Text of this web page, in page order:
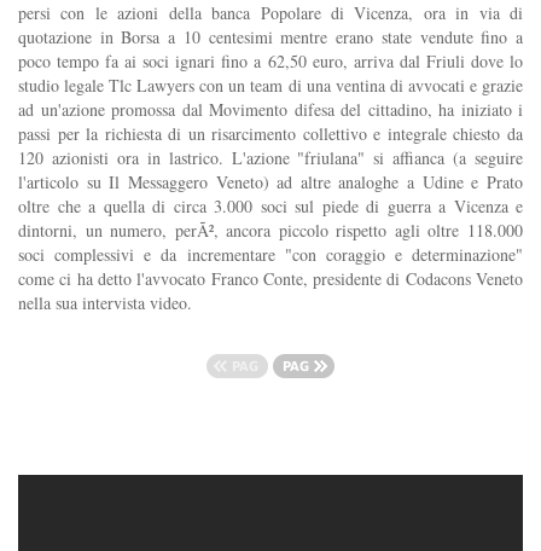
persi con le azioni della banca Popolare di Vicenza, ora in via di
quotazione in Borsa a 10 centesimi mentre erano state vendute fino a
poco tempo fa ai soci ignari fino a 62,50 euro, arriva dal Friuli dove lo
studio legale Tlc Lawyers con un team di una ventina di avvocati e grazie
ad un'azione promossa dal Movimento difesa del cittadino, ha iniziato i
passi per la richiesta di un risarcimento collettivo e integrale chiesto da
120 azionisti ora in lastrico. L'azione "friulana" si affianca (a seguire
l'articolo su Il Messaggero Veneto) ad altre analoghe a Udine e Prato
oltre che a quella di circa 3.000 soci sul piede di guerra a Vicenza e
dintorni, un numero, perÃ², ancora piccolo rispetto agli oltre 118.000
soci complessivi e da incrementare "con coraggio e determinazione"
come ci ha detto l'avvocato Franco Conte, presidente di Codacons Veneto
nella sua intervista video.